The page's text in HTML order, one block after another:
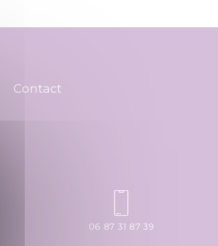
Contact
06 87 31 87 39